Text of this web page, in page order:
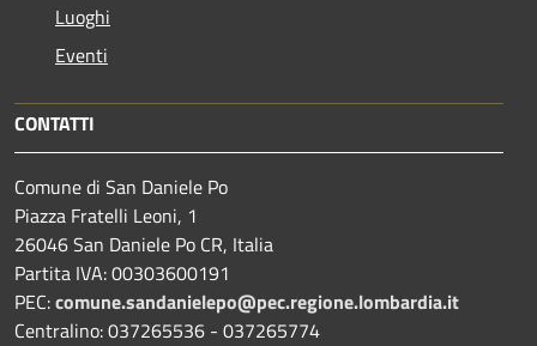
Luoghi
Eventi
CONTATTI
Comune di San Daniele Po
Piazza Fratelli Leoni, 1
26046 San Daniele Po CR, Italia
Partita IVA: 00303600191
PEC:comune.sandanielepo@pec.regione.lombardia.it
Centralino: 037265536 - 037265774